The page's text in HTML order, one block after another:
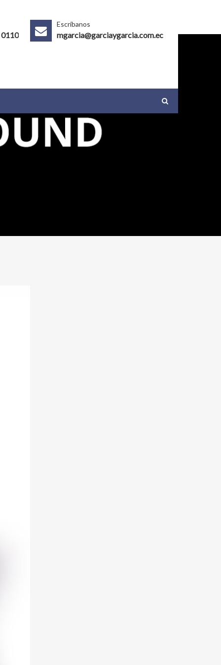
Escríbanos
mgarcia@garciaygarcia.com.ec